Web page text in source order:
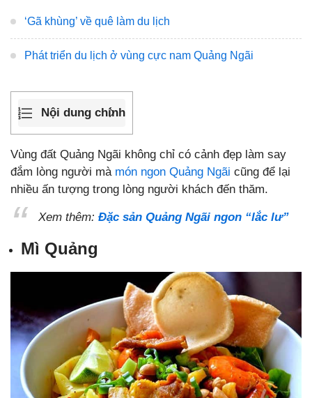
‘Gã khùng’ về quê làm du lịch
Phát triển du lịch ở vùng cực nam Quảng Ngãi
Nội dung chính
Vùng đất Quảng Ngãi không chỉ có cảnh đẹp làm say
đắm lòng người mà món ngon Quảng Ngãi cũng để lại
nhiều ấn tượng trong lòng người khách đến thăm.
Xem thêm: Đặc sản Quảng Ngãi ngon “lắc lư”
Mì Quảng